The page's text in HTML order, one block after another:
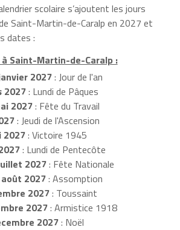
scolaire s’ajoutent les jours
Saint-Martin-de-Caralp en 2027 et
dates :
Saint-Martin-de-Caralp :
2027: Jour de l'an
2027: Lundi de Pâques
2027: Fête du Travail
: Jeudi de l'Ascension
2027: Victoire 1945
: Lundi de Pentecôte
2027: Fête Nationale
2027: Assomption
2027: Toussaint
2027: Armistice 1918
2027: Noël